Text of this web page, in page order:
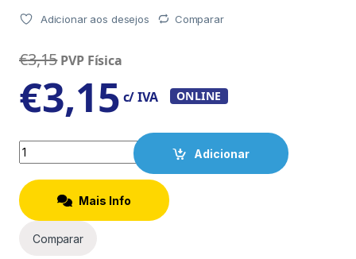
Adicionar aos desejos Comparar
€3,15 PVP Física
€3,15 c/ IVA ONLINE
Quantity
Adicionar
Mais Info
Comparar